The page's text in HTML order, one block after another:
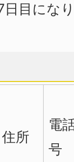
目にな
住所
電
号